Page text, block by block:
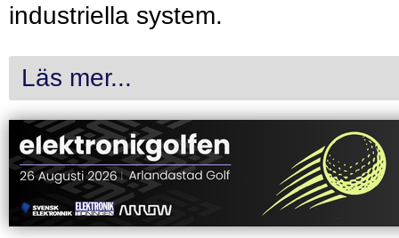
industriella system.
Läs mer...